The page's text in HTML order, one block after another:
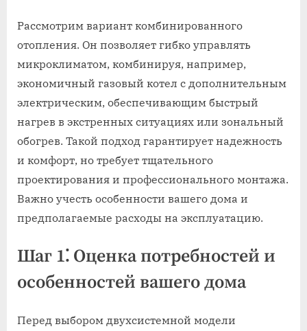
Рассмотрим вариант комбинированного
отопления. Он позволяет гибко управлять
микроклиматом, комбинируя, например,
экономичный газовый котел с дополнительным
электрическим, обеспечивающим быстрый
нагрев в экстренных ситуациях или зональный
обогрев. Такой подход гарантирует надежность
и комфорт, но требует тщательного
проектирования и профессионального монтажа.
Важно учесть особенности вашего дома и
предполагаемые расходы на эксплуатацию.
Шаг 1⁚ Оценка потребностей и
особенностей вашего дома
Перед выбором двухсистемной модели